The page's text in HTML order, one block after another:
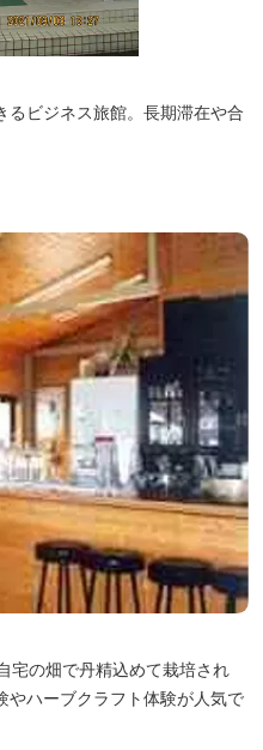
るビジネス旅館。長期滞在や合
宅の畑で丹精込めて栽培され
やハーブクラフト体験が人気で